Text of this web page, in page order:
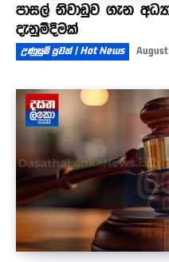
පාසල් නිවාඩුව ගැන
දැනුම්දීමක්
උණුසුම් පුවත් | Hot News